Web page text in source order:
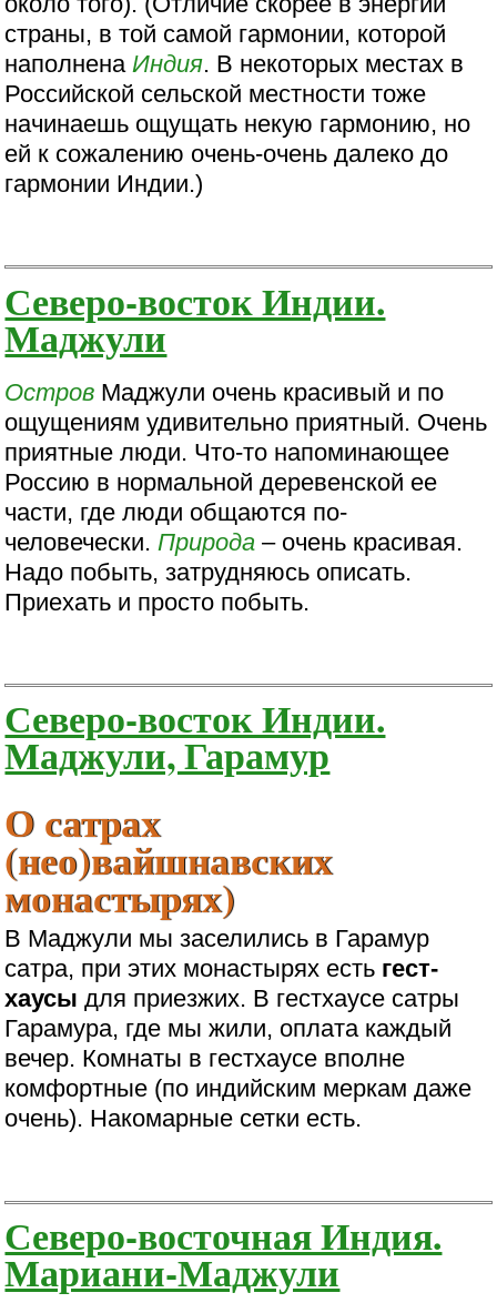
страны, в той самой гармонии, которой
наполнена Индия. В некоторых местах в
Российской сельской местности тоже
начинаешь ощущать некую гармонию, но
ей к сожалению очень-очень далеко до
гармонии Индии.)
Северо-восток Индии.
Маджули
Остров Маджули очень красивый и по
ощущениям удивительно приятный. Очень
приятные люди. Что-то напоминающее
Россию в нормальной деревенской ее
части, где люди общаются по-
человечески. Природа – очень красивая.
Надо побыть, затрудняюсь описать.
Приехать и просто побыть.
Северо-восток Индии.
Маджули, Гарамур
О сатрах
(нео)вайшнавских
монастырях)
В Маджули мы заселились в Гарамур
сатра, при этих монастырях есть гест-
хаусы для приезжих. В гестхаусе сатры
Гарамура, где мы жили, оплата каждый
вечер. Комнаты в гестхаусе вполне
комфортные (по индийским меркам даже
очень). Накомарные сетки есть.
Северо-восточная Индия.
Мариани-Маджули